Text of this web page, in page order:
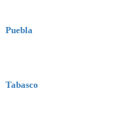
Puebla
Tabasco